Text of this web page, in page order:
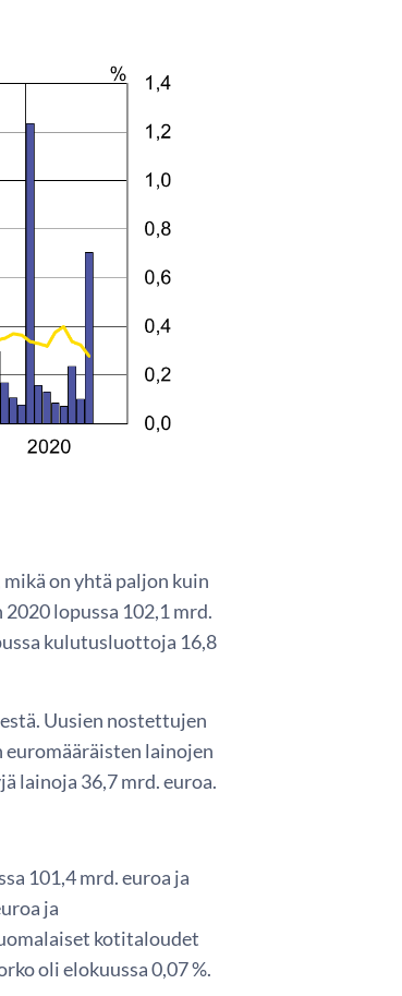
on yhtä paljon kuin
lopussa 102,1 mrd.
kulutusluottoja 16,8
Uusien nostettujen
lainojen
lainoja 36,7 mrd. euroa.
101,4 mrd. euroa ja
ja
kotitaloudet
oli elokuussa 0,07 %.